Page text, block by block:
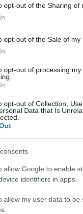
opt-out of the Sharing of
opt-out of the Sale of my
opt-out of processing
opt-out of Collection,
Data that Is
allow Google to enable
identifiers in apps.
allow my user data to
επανέφερε σε
ανακοίνωσε
μετά από
συντήρησης
βάση
από σχεδόν
σε
του
and